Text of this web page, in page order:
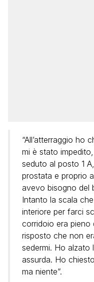
“All’atterraggio ho
mi è stato
seduto al posto 1
prostata e proprio
avevo bisogno del
Intanto la scala
interiore per farci
corridoio era pieno
risposto che non
sedermi. Ho
assurda. Ho
ma niente”.